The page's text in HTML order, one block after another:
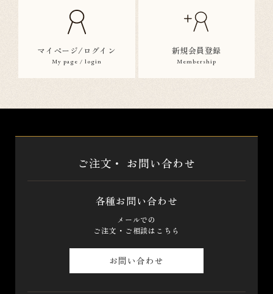
マイページ/ログイン
My page / login
新規会員登録
Membership
ご注文・ お問い合わせ
各種お問い合わせ
メールでの
ご注文・ご相談はこちら
お問い合わせ